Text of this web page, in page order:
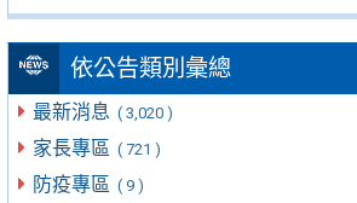
依公告類別彙總
最新消息 ( 3,020 )
家長專區 ( 721 )
防疫專區 ( 9 )